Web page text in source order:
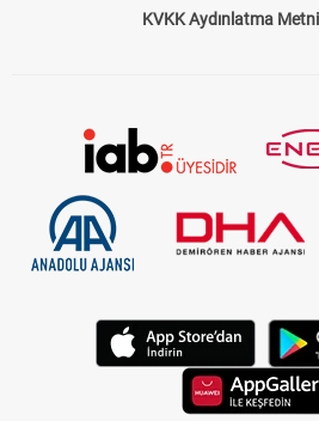
KVKK Aydınlatma